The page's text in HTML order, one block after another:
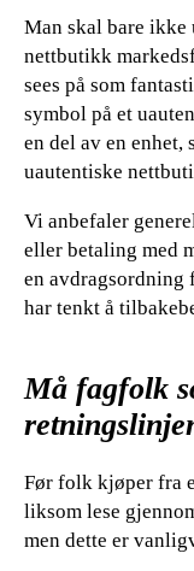
Man skal bare
nettbutikk
sees på som
symbol på et
en del av en enhet,
uautentiske
Vi anbefaler
eller betaling med
en
har tenkt å
Må fagfolk
Før folk kjøper fra
liksom lese
men dette er